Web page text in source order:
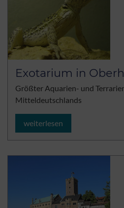
Exotarium in
Größter Aquarien- und
Mitteldeutschlands
weiterlesen